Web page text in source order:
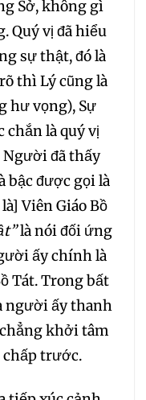
Sở, không gì
Quý vị đã hiểu
sự thật, đó là
thì Lý cũng là
hư vọng), Sự
chắn là quý vị
đã thấy
bậc được gọi là
Viên Giáo Bồ
là nói đối ứng
ấy chính là
Tát. Trong bất
người ấy thanh
khởi tâm
chấp trước.